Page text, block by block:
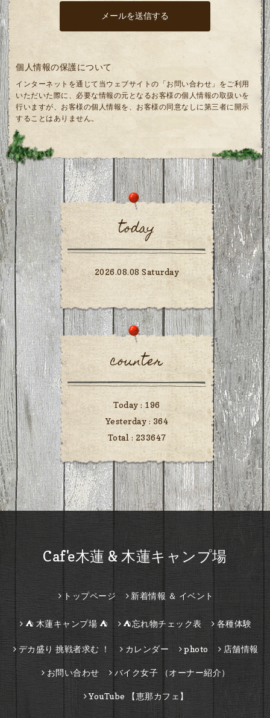
個人情報の保護について
インターネットを通じて当ウェブサイトの「お問い合わせ」をご利用
いただいた際に、必要な情報の元となるお客様の個人情報の取扱いを
行いますが、お客様の個人情報を、お客様の同意なしに第三者に開示
することはありません。
today
2026.08.08 Saturday
counter
Today : 196
Yesterday : 364
Total : 233647
Caf'e木蓮 & 木蓮キャンプ場
トップページ 新着情報 ＆ イベント
⛺ 木蓮キャンプ場 ⛺ ⛺忘れ物チェック表 各種体験
デカ盛り 挑戦者求む ！ カレンダー photo 店舗情報
お問い合わせ バイク女子 （オーナー紹介）
YouTube 【恵那カフェ】